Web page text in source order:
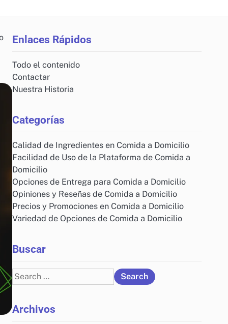
Enlaces Rápidos
Todo el contenido
Contactar
Nuestra Historia
Categorías
Calidad de Ingredientes en Comida a Domicilio
Facilidad de Uso de la Plataforma de Comida a
Domicilio
Opciones de Entrega para Comida a Domicilio
Opiniones y Reseñas de Comida a Domicilio
Precios y Promociones en Comida a Domicilio
Variedad de Opciones de Comida a Domicilio
Buscar
Search
for:
Archivos